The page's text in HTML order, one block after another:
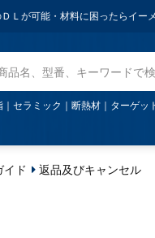
可能・材料に困ったらイーメタ
｜ セラミック ｜ 断熱材 ｜ ターゲッ
イド 返品及びキャンセル